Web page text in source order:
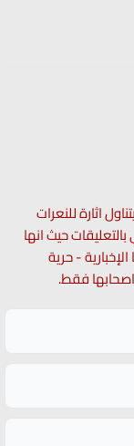
اثارة للنعرات
حيث انها
- حرية
فقط.